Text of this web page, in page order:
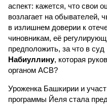
аспект: кажется, что свои
возлагает на обывателей,
в излишнем доверии к
чиновникам, её
предположить, за что в
Набиуллину, которая
органом АСВ?
Уроженка Башкирии и
программы Йеля стала